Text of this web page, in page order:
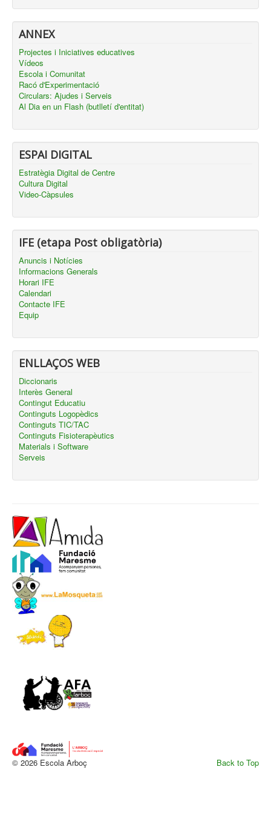
ANNEX
Projectes i Iniciatives educatives
Vídeos
Escola i Comunitat
Racó d'Experimentació
Circulars: Ajudes i Serveis
Al Dia en un Flash (butlletí d'entitat)
ESPAI DIGITAL
Estratègia Digital de Centre
Cultura Digital
Video-Càpsules
IFE (etapa Post obligatòria)
Anuncis i Notícies
Informacions Generals
Horari IFE
Calendari
Contacte IFE
Equip
ENLLAÇOS WEB
Diccionaris
Interès General
Contingut Educatiu
Continguts Logopèdics
Continguts TIC/TAC
Continguts Fisioterapèutics
Materials i Software
Serveis
Back to Top
© 2026 Escola Arboç